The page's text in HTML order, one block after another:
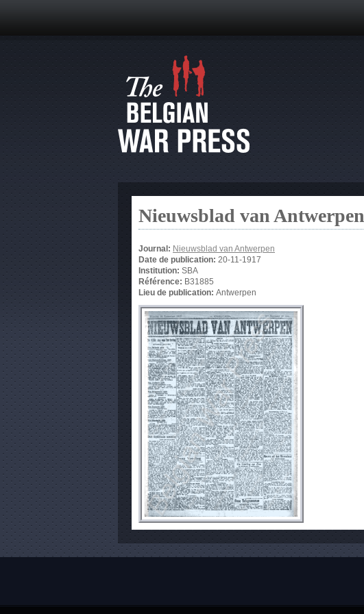
Nieuwsblad van Antwerpen
Journal: Nieuwsblad van Antwerpen
Date de publication: 20-11-1917
Institution: SBA
Référence: B31885
Lieu de publication: Antwerpen